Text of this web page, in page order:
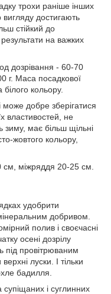
трохи раніше інших
вигляду достигають
стійкий до
на важких
дозрівання - 60-70
г. Маса посадкової
кольору.
може добре зберігатися
властивостей, не
зиму, має більш щільні
жовтого кольору,
см, міжряддя 20-25 см.
удобрити
добривом.
полив і своєчасні
осені дозрілу
під провітрюваним
луски. І тільки
бадилля.
і суглинних